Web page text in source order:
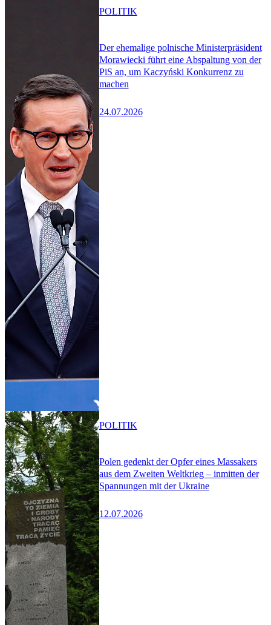
Der ehemalige polnische Ministerpräsident
Morawiecki führt eine Abspaltung von der
PiS an, um Kaczyński Konkurrenz zu
machen
24.07.2026
POLITIK
Polen gedenkt der Opfer eines Massakers
aus dem Zweiten Weltkrieg – inmitten der
Spannungen mit der Ukraine
12.07.2026
POLITIK